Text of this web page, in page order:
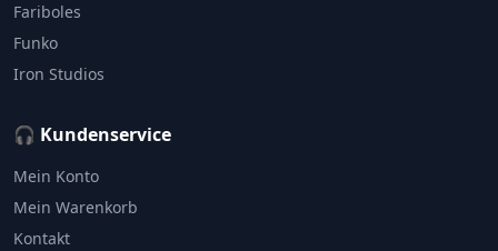
Fariboles
Funko
Iron Studios
🎧 Kundenservice
Mein Konto
Mein Warenkorb
Kontakt